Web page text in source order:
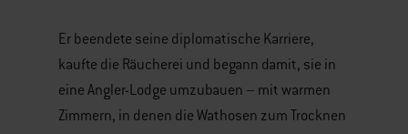
Er beendete seine diplomatische Karriere,
kaufte die Räucherei und begann damit, sie in
eine Angler-Lodge umzubauen – mit warmen
Zimmern, in denen die Wathosen zum Trocknen